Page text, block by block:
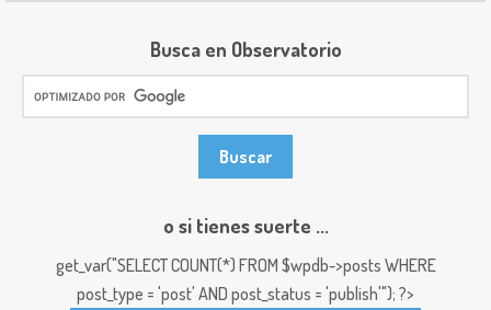
Busca en Observatorio
o si tienes suerte ...
get_var("SELECT COUNT(*) FROM $wpdb->posts WHERE
post_type = 'post' AND post_status = 'publish'"); ?>